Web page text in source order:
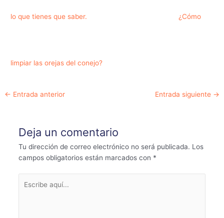
lo que tienes que saber. ¿Cómo
limpiar las orejas del conejo?
Navegación
← Entrada anterior Entrada siguiente →
Deja un comentario
Tu dirección de correo electrónico no será publicada. Los
campos obligatorios están marcados con *
aquí...